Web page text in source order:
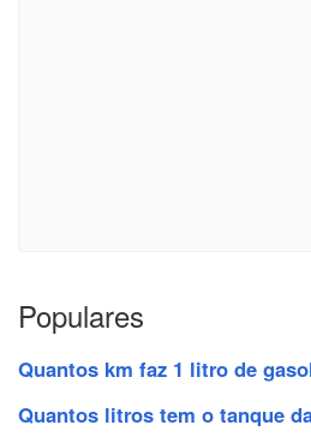
Populares
Quantos km faz 1 litro de
Quantos litros tem o tanque